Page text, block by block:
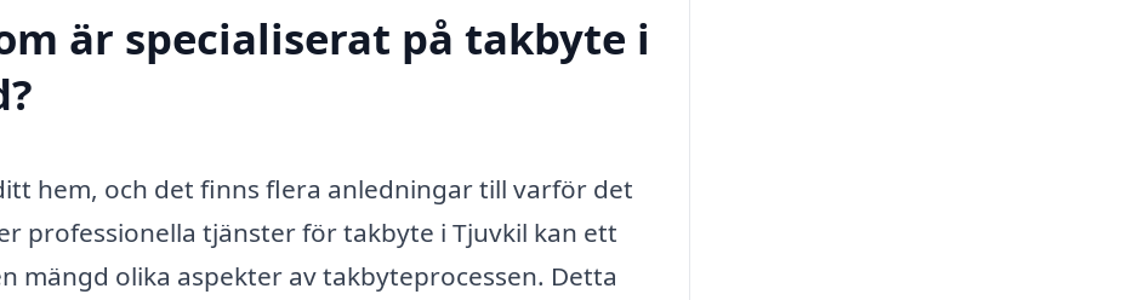
är specialiserat på takbyte i
hem, och det finns flera anledningar till varför det
professionella tjänster för takbyte i Tjuvkil kan ett
mängd olika aspekter av takbyteprocessen. Detta